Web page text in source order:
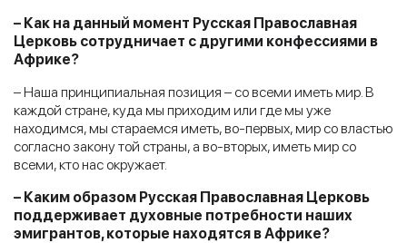
– Как на данный момент Русская Православная
Церковь сотрудничает с другими конфессиями в
Африке?
– Наша принципиальная позиция – со всеми иметь мир. В
каждой стране, куда мы приходим или где мы уже
находимся, мы стараемся иметь, во-первых, мир со властью
согласно закону той страны, а во-вторых, иметь мир со
всеми, кто нас окружает.
– Каким образом Русская Православная Церковь
поддерживает духовные потребности наших
эмигрантов, которые находятся в Африке?